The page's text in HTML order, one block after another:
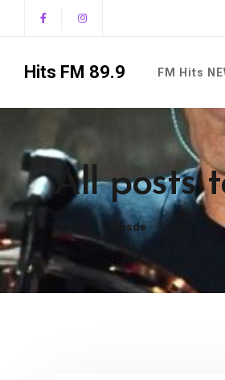
Hits FM 89.9 FM Hits
All posts
desde